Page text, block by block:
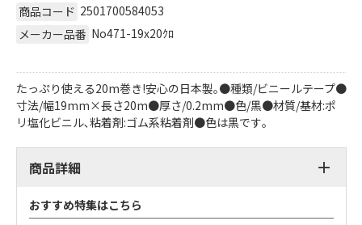
商品コード 2501700584053
メーカー品番 No471-19x20ｸﾛ
たっぷり使える20m巻き!安心の日本製｡●種類/ビニールテープ●
寸法/幅19mm×長さ20m●厚さ/0.2mm●色/黒●材質/基材:ポ
リ塩化ビニル､粘着剤:ゴム系粘着剤●色は黒です｡
商品詳細
おすすめ特集はこちら